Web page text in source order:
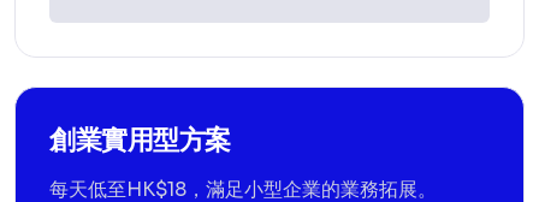
創業實用型方案
每天低至HK$18，滿足小型企業的業務拓展。